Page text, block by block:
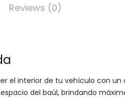
Reviews (0)
el interior de tu vehículo con un
del baúl, brindando